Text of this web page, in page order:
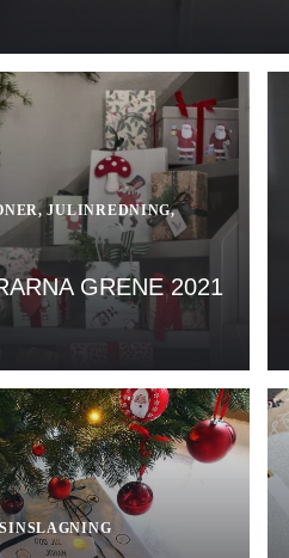
,JULINREDNING,
GRENE 2021